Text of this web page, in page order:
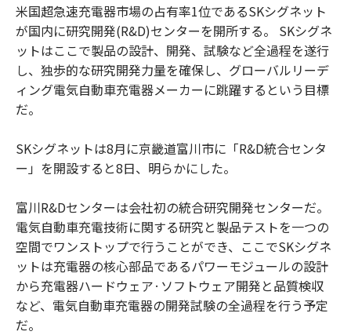
米国超急速充電器市場の占有率1位であるSKシグネット
が国内に研究開発(R&D)センターを開所する。 SKシグネ
ットはここで製品の設計、開発、試験など全過程を遂行
し、独歩的な研究開発力量を確保し、グローバルリーデ
ィング電気自動車充電器メーカーに跳躍するという目標
だ。
SKシグネットは8月に京畿道富川市に「R&D統合センタ
ー」を開設すると8日、明らかにした。
富川R&Dセンターは会社初の統合研究開発センターだ。
電気自動車充電技術に関する研究と製品テストを一つの
空間でワンストップで行うことができ、ここでSKシグネ
ットは充電器の核心部品であるパワーモジュールの設計
から充電器ハードウェア·ソフトウェア開発と品質検収
など、電気自動車充電器の開発試験の全過程を行う予定
だ。